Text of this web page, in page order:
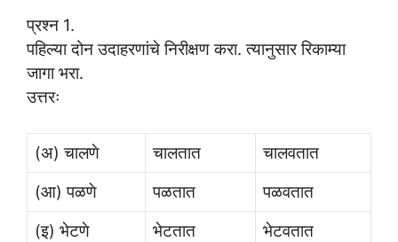
प्रश्न 1.
पहिल्या दोन उदाहरणांचे निरीक्षण करा. त्यानुसार रिकाम्या
जागा भरा.
उत्तरः
(अ) चालणे चालतात
चालवतात
(आ) पळणे
पळतात
पळवतात
(इ) भेटणे
भेटतात
भेटवतात